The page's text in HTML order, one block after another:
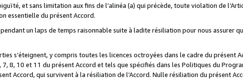
et sans limitation aux fins de l’alinéa (a) qui précède, toute violation de
essentielle du présent Accord.
un laps de temps raisonnable suite à ladite résiliation pour nous assurer
s’éteignent, y compris toutes les licences octroyées dans le cadre du présent
8, 10 et 11 du présent Accord et tels que spécifiés dans les Politiques du
Accord, qui survivent à la résiliation de l’Accord. Nulle résiliation du présent